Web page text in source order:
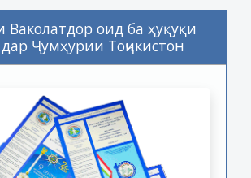
Ваколатдор оид ба ҳуқуқи
Ҷумҳурии Тоҷикистон